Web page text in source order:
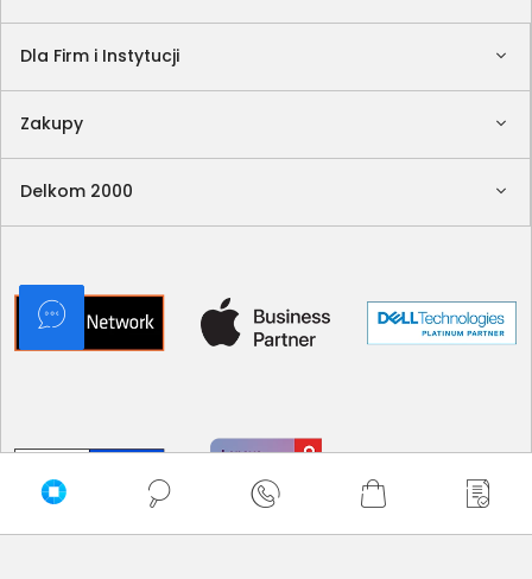
Dla Firm i Instytucji
Zakupy
Delkom 2000